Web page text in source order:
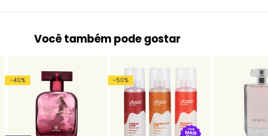
Você também pode gostar
-40% -50%